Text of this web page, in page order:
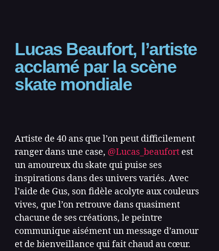
Lucas Beaufort, l’artiste
acclamé par la scène
skate mondiale
Artiste de 40 ans que l’on peut difficilement
ranger dans une case, @Lucas_beaufort est
un amoureux du skate qui puise ses
inspirations dans des univers variés. Avec
l’aide de Gus, son fidèle acolyte aux couleurs
vives, que l’on retrouve dans quasiment
chacune de ses créations, le peintre
communique aisément un message d’amour
et de bienveillance qui fait chaud au cœur.